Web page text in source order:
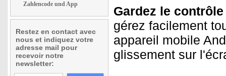
Zahlencode und App
Restez en contact avec
nous et indiquez votre
adresse mail pour
recevoir notre
newsletter:
Gardez le
gérez facilement
appareil mobile
glissement sur